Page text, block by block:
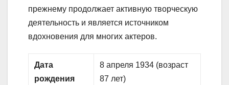
прежнему продолжает активную творческую
деятельность и является источником
вдохновения для многих актеров.
Дата
рождения
8 апреля 1934 (возраст
87 лет)